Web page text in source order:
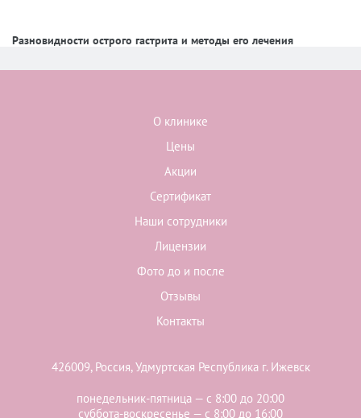
Разновидности острого гастрита и методы его лечения
О клинике
Цены
Акции
Сертификат
Наши сотрудники
Лицензии
Фото до и после
Отзывы
Контакты
426009, Россия, Удмуртская Республика г. Ижевск
понедельник-пятница — с 8:00 до 20:00
суббота-воскресенье — с 8:00 до 16:00